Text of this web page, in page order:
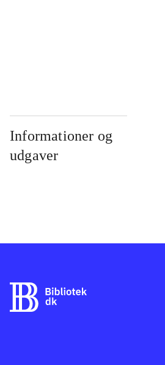
Informationer og
udgaver